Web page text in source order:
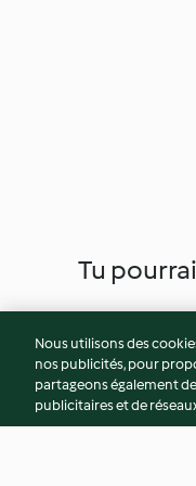
Tu
Nous utilisons des
nos publicités, pour
partageons également
publicitaires et de